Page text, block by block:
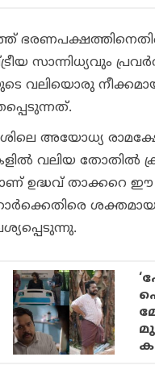
സാന്നിധ്യവും
വലിയൊരു
അയോധ്യ
വലിയ തോതില്‍
ഉദ്ധവ് താക്കറെ ഈ